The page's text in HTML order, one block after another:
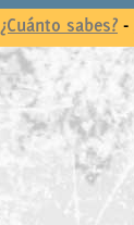
¿Cuánto sabes? -